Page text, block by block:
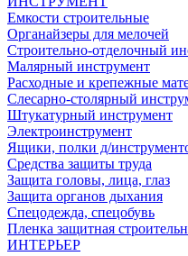
Емкости строительные
Органайзеры для мелочей
Строительно-отделочный
Малярный инструмент
Расходные и крепежные
Слесарно-столярный
Штукатурный инструмент
Электроинструмент
Ящики, полки д/
Средства защиты труда
Защита головы, лица, глаз
Защита органов дыхания
Спецодежда, спецобувь
Пленка защитная
ИНТЕРЬЕР